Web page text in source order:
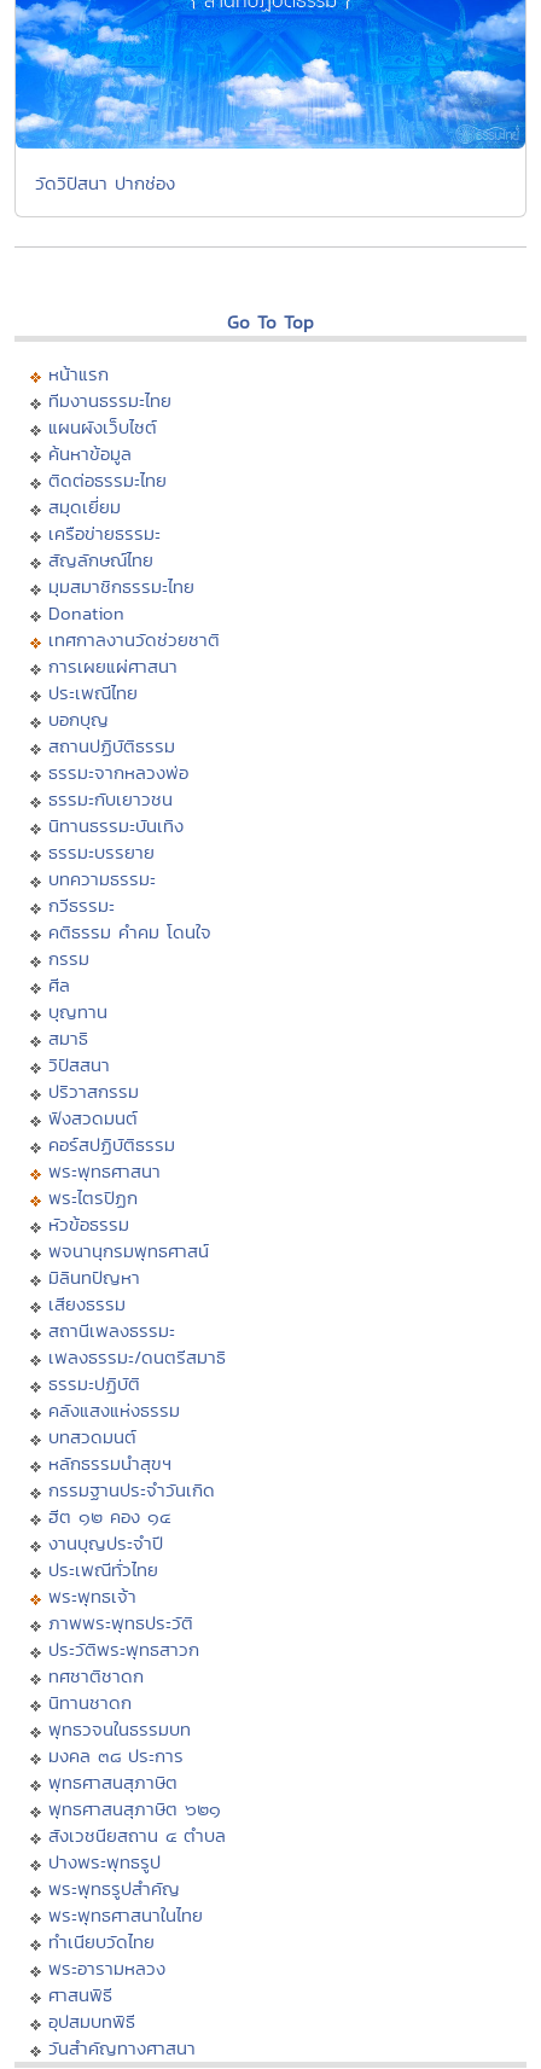
วัดวิปัสนา ปากช่อง
Go To Top
หน้าแรก
ทีมงานธรรมะไทย
แผนผังเว็บไซต์
ค้นหาข้อมูล
ติดต่อธรรมะไทย
สมุดเยี่ยม
เครือข่ายธรรมะ
สัญลักษณ์ไทย
มุมสมาชิกธรรมะไทย
Donation
เทศกาลงานวัดช่วยชาติ
การเผยแผ่ศาสนา
ประเพณีไทย
บอกบุญ
สถานปฏิบัติธรรม
ธรรมะจากหลวงพ่อ
ธรรมะกับเยาวชน
นิทานธรรมะบันเทิง
ธรรมะบรรยาย
บทความธรรมะ
กวีธรรมะ
คติธรรม คำคม โดนใจ
กรรม
ศีล
บุญทาน
สมาธิ
วิปัสสนา
ปริวาสกรรม
ฟังสวดมนต์
คอร์สปฏิบัติธรรม
พระพุทธศาสนา
พระไตรปิฏก
หัวข้อธรรม
พจนานุกรมพุทธศาสน์
มิลินทปัญหา
เสียงธรรม
สถานีเพลงธรรมะ
เพลงธรรมะ/ดนตรีสมาธิ
ธรรมะปฏิบัติ
คลังแสงแห่งธรรม
บทสวดมนต์
หลักธรรมนำสุขฯ
กรรมฐานประจำวันเกิด
ฮีต ๑๒ คอง ๑๔
งานบุญประจำปี
ประเพณีทั่วไทย
พระพุทธเจ้า
ภาพพระพุทธประวัติ
ประวัติพระพุทธสาวก
ทศชาติชาดก
นิทานชาดก
พุทธวจนในธรรมบท
มงคล ๓๘ ประการ
พุทธศาสนสุภาษิต
พุทธศาสนสุภาษิต ๖๒๑
สังเวชนียสถาน ๔ ตำบล
ปางพระพุทธรูป
พระพุทธรูปสำคัญ
พระพุทธศาสนาในไทย
ทำเนียบวัดไทย
พระอารามหลวง
ศาสนพิธี
อุปสมบทพิธี
วันสำคัญทางศาสนา